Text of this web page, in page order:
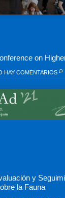
on
HAY COMENTARIOS
y
la Fauna